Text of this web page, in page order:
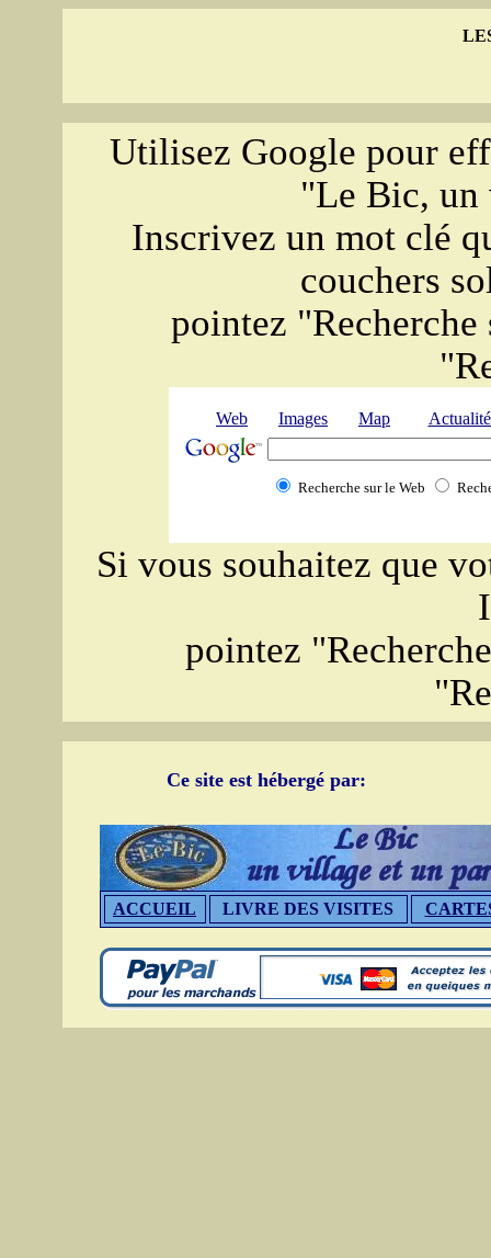
Utilisez Google pour
"Le Bic, un
Inscrivez un mot clé
couchers
pointez
Web Images Map
Recherche sur le Web
Si vous souhaitez que
pointez
Ce site est hébergé par:
ACCUEIL LIVRE DES VISITES